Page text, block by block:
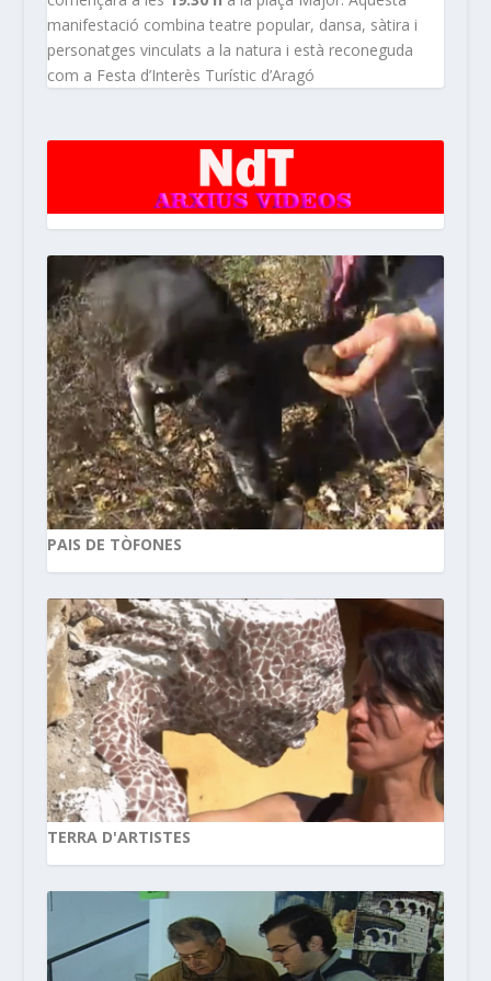
manifestació combina teatre popular, dansa, sàtira i
personatges vinculats a la natura i està reconeguda
com a Festa d’Interès Turístic d’Aragó
PAIS DE TÒFONES
TERRA D'ARTISTES